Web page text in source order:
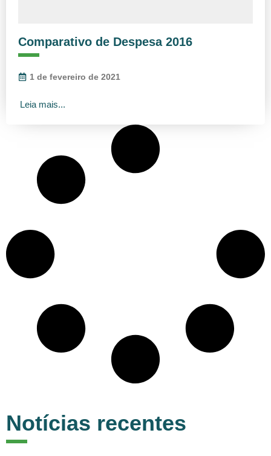
Comparativo de Despesa 2016
1 de fevereiro de 2021
Leia mais...
Notícias recentes